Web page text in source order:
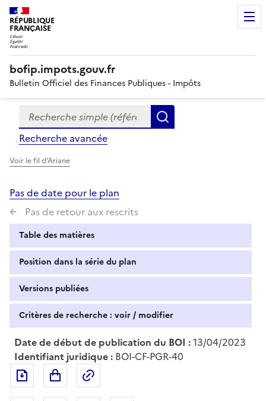
RÉPUBLIQUE
FRANÇAISE
bofip.impots.gouv.fr
Bulletin Officiel des Finances Publiques - Impôts
Formulaire
de
recherche
Recherche simple (références, mots clés, partie du
Recherche avancée
Voir le fil d'Ariane
Pas de date pour le plan
Pas de retour aux rescrits
Table des matières
Position dans la série du plan
Versions publiées
Critères de recherche : voir / modifier
Date de début de publication du BOI :13/04/2023
Identifiant juridique : BOI-CF-PGR-40
Exporter le document au format pdf